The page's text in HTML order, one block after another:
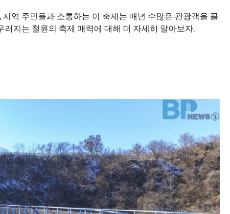
역 주민들과 소통하는 이 축제는 매년 수많은 관광객을 끌
지는 철원의 축제 매력에 대해 더 자세히 알아보자.